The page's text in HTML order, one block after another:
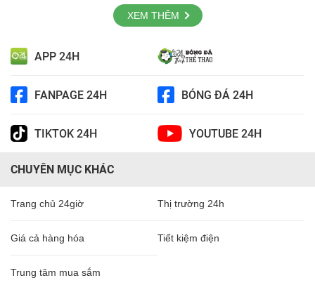
XEM THÊM
APP 24H
FANPAGE 24H BÓNG ĐÁ 24H
TIKTOK 24H YOUTUBE 24H
CHUYÊN MỤC KHÁC
Trang chủ 24giờ Thị trường 24h
Giá cả hàng hóa Tiết kiệm điện
Trung tâm mua sắm